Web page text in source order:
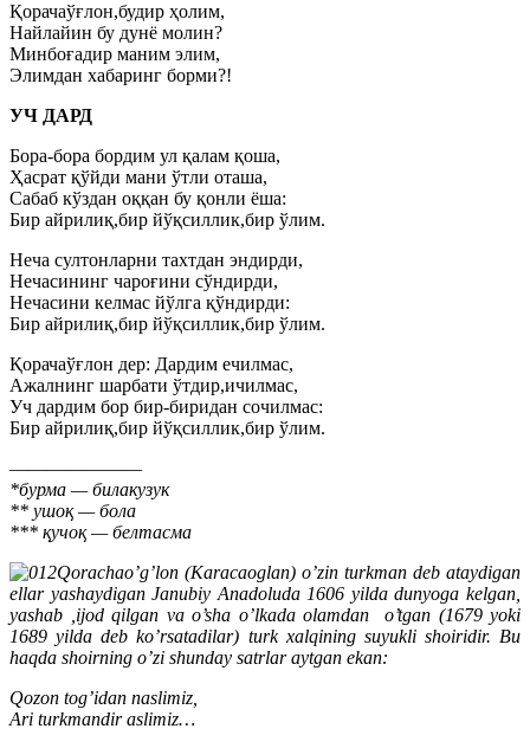
Қорачаўғлон,будир ҳолим,
Найлайин бу дунё молин?
Минбоғадир маним элим,
Элимдан хабаринг борми?!
УЧ ДАРД
Бора-бора бордим ул қалам қоша,
Ҳасрат қўйди мани ўтли оташа,
Сабаб кўздан оққан бу қонли ёша:
Бир айрилиқ,бир йўқсиллик,бир ўлим.
Неча султонларни тахтдан эндирди,
Нечасининг чароғини сўндирди,
Нечасини келмас йўлга қўндирди:
Бир айрилиқ,бир йўқсиллик,бир ўлим.
Қорачаўғлон дер: Дардим ечилмас,
Ажалнинг шарбати ўтдир,ичилмас,
Уч дардим бор бир-биридан сочилмас:
Бир айрилиқ,бир йўқсиллик,бир ўлим.
———————
*бурма — билакузук
** ушоқ — бола
*** қучоқ — белтасма
Qorachao’g’lon (Karacaoglan) o’zin turkman deb ataydigan
ellar yashaydigan Janubiy Anadoluda 1606 yilda dunyoga kelgan,
yashab ,ijod qilgan va o’sha o’lkada olamdan o’tgan (1679 yoki
1689 yilda deb ko’rsatadilar) turk xalqining suyukli shoiridir. Bu
haqda shoirning o’zi shunday satrlar aytgan ekan:
Qozon tog’idan naslimiz,
Ari turkmandir aslimiz…